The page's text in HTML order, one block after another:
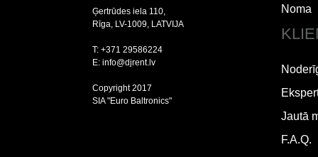
Ģertrūdes iela 110,
Rīga, LV-1009, LATVIJA
T: +371 29586224
E: info@djrent.lv
Copyright 2017
SIA "Euro Baltronics"
Noma
Jautā
F.A.Q.